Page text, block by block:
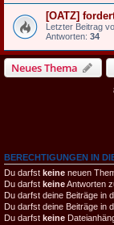
[OATZ]
Letzter Beitrag
Antworten: 34
Neues Thema
BERECHTIGUNGEN IN
Du darfst keine neuen
Du darfst keineAntworten
Du darfst deine Beiträge in
Du darfst deine Beiträge in
Du darfst keine